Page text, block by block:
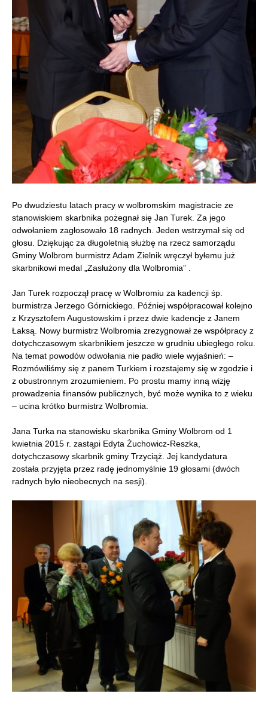
Po dwudziestu latach pracy w wolbromskim magistracie ze
stanowiskiem skarbnika pożegnał się Jan Turek. Za jego
odwołaniem zagłosowało 18 radnych. Jeden wstrzymał się od
głosu. Dziękując za długoletnią służbę na rzecz samorządu
Gminy Wolbrom burmistrz Adam Zielnik wręczył byłemu już
skarbnikowi medal „Zasłużony dla Wolbromia” .
Jan Turek rozpoczął pracę w Wolbromiu za kadencji śp.
burmistrza Jerzego Górnickiego. Później współpracował kolejno
z Krzysztofem Augustowskim i przez dwie kadencje z Janem
Łaksą. Nowy burmistrz Wolbromia zrezygnował ze współpracy z
dotychczasowym skarbnikiem jeszcze w grudniu ubiegłego roku.
Na temat powodów odwołania nie padło wiele wyjaśnień: –
Rozmówiliśmy się z panem Turkiem i rozstajemy się w zgodzie i
z obustronnym zrozumieniem. Po prostu mamy inną wizję
prowadzenia finansów publicznych, być może wynika to z wieku
– ucina krótko burmistrz Wolbromia.
Jana Turka na stanowisku skarbnika Gminy Wolbrom od 1
kwietnia 2015 r. zastąpi Edyta Żuchowicz-Reszka,
dotychczasowy skarbnik gminy Trzyciąż. Jej kandydatura
została przyjęta przez radę jednomyślnie 19 głosami (dwóch
radnych było nieobecnych na sesji).